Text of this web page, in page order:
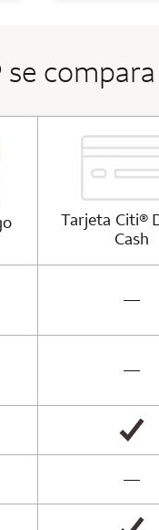
Tarjeta Citi®
Cash
—
—
—